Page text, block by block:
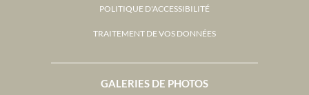
GALERIES DE PHOTOS
POLITIQUE D'ACCESSIBILITÉ
TRAITEMENT DE VOS DONNÉES